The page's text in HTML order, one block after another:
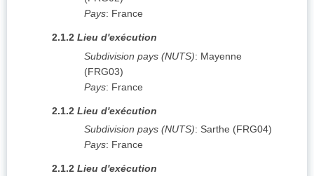
Pays: France
2.1.2 Lieu d'exécution
Subdivision pays (NUTS): Mayenne
(FRG03)
Pays: France
2.1.2 Lieu d'exécution
Subdivision pays (NUTS): Sarthe (FRG04)
Pays: France
2.1.2 Lieu d'exécution